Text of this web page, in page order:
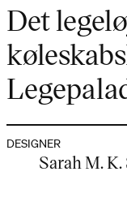
Det
DESIGNER
Sarah M.